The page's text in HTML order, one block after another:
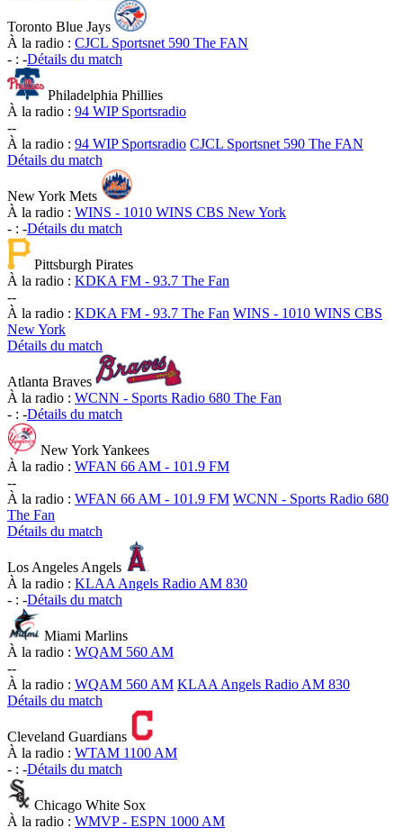
Toronto Blue Jays
À la radio : CJCL Sportsnet 590 The FAN
- : -Détails du match
Philadelphia Phillies
À la radio : 94 WIP Sportsradio
--
À la radio : 94 WIP Sportsradio CJCL Sportsnet 590 The FAN
Détails du match
New York Mets
À la radio : WINS - 1010 WINS CBS New York
- : -Détails du match
Pittsburgh Pirates
À la radio : KDKA FM - 93.7 The Fan
--
À la radio : KDKA FM - 93.7 The Fan WINS - 1010 WINS CBS
New York
Détails du match
Atlanta Braves
À la radio : WCNN - Sports Radio 680 The Fan
- : -Détails du match
New York Yankees
À la radio : WFAN 66 AM - 101.9 FM
--
À la radio : WFAN 66 AM - 101.9 FM WCNN - Sports Radio 680
The Fan
Détails du match
Los Angeles Angels
À la radio : KLAA Angels Radio AM 830
- : -Détails du match
Miami Marlins
À la radio : WQAM 560 AM
--
À la radio : WQAM 560 AM KLAA Angels Radio AM 830
Détails du match
Cleveland Guardians
À la radio : WTAM 1100 AM
- : -Détails du match
Chicago White Sox
À la radio : WMVP - ESPN 1000 AM